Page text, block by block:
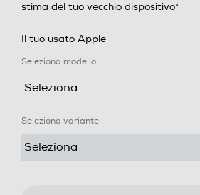
stima del tuo vecchio dispositivo*
Il tuo usato Apple
Seleziona modello
Seleziona variante